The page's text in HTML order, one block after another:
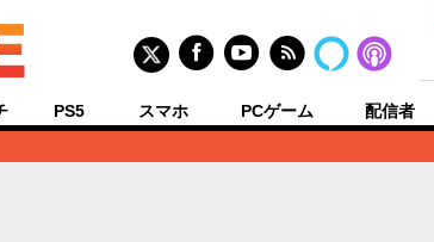
PS5 スマホ PCゲーム 配信者